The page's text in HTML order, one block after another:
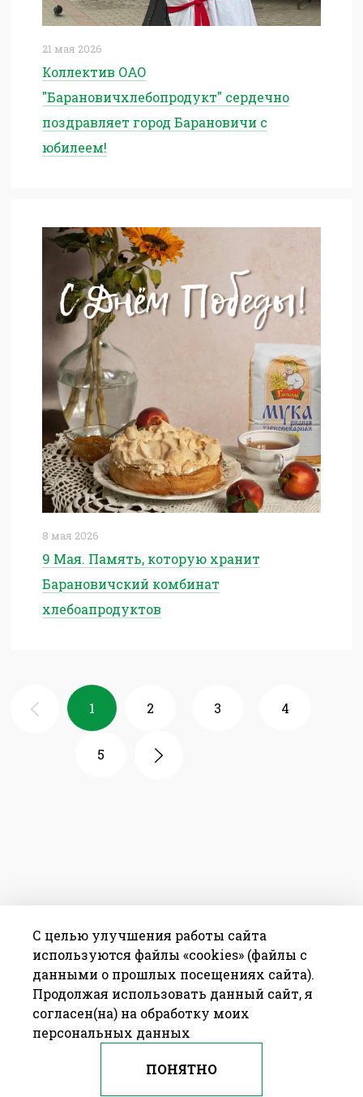
21 мая 2026
Коллектив ОАО
"Барановичхлебопродукт" сердечно
поздравляет город Барановичи с
юбилеем!
8 мая 2026
9 Мая. Память, которую хранит
Барановичский комбинат
хлебоапродуктов
1 2 3 4
5
С целью улучшения работы сайта
используются файлы «cookies» (файлы с
данными о прошлых посещениях сайта).
Продолжая использовать данный сайт, я
согласен(на) на обработку моих
персональных данных
ПОНЯТНО